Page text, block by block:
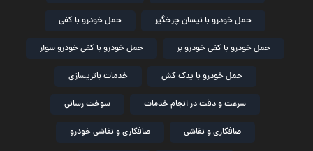
حمل خودرو با نیسان چرخگیر حمل خودرو با کفی
حمل خودرو با کفی خودرو بر حمل خودرو با کفی خودرو سوار
حمل خودرو با یدک کش خدمات باتریسازی
سرعت و دقت در انجام خدمات سوخت رسانی
صافکاری و نقاشی صافکاری و نقاشی خودرو